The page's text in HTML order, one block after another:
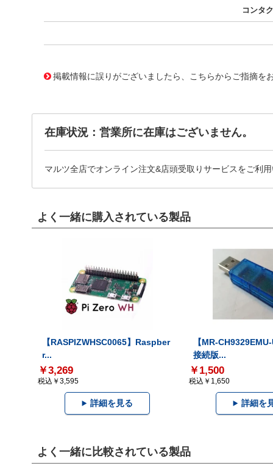
コンタ
掲載情報に誤りがございましたら、こちらからご指摘を
在庫状況：営業所に在庫はございません。
マルツ全店でオンライン注文&店頭受取りサービスをご利用
よく一緒に購入されている製品
【RASPIZWHSC0065】Raspber
r...
￥3,269
税込￥3,595
詳細を見る
【MR-
接続版...
￥1,500
税込￥1,650
詳細を
よく一緒に比較されている製品